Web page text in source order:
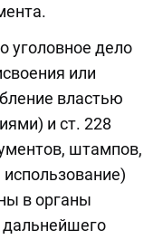
уголовное дело
или
властью
и ст. 228
штампов,
в органы
дальнейшего